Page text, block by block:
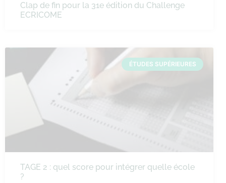
Clap de fin pour la 31e édition du Challenge
ECRICOME
ÉTUDES SUPÉRIEURES
TAGE 2 : quel score pour intégrer quelle école
?